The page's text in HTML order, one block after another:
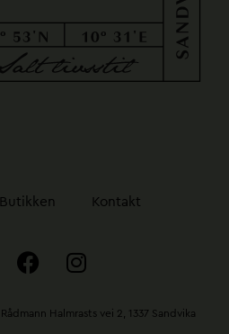
Butikken Kontakt
F
a
e
I
n
t
Rådmann Halmrasts vei 2, 1337 Sandvika